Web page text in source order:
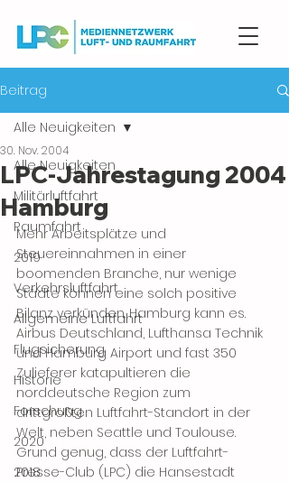
Beitrag
Alle Neuigkeiten
Militärluftfahrt
Raumfahrt
2019
Verkehrsluftfahrt
Allgemeine Luftfahrt
Flugsicherung
Historie
Forschung
2020
2018
Alle Neuigkeiten
LPC-Jahrestagung 2004
Hamburg
30. Nov. 2004
Mehr Arbeitsplätze und
Steuereinnahmen in einer
boomenden Branche, nur wenige
Städte können eine solch positive
Bilanz verkünden. Hamburg kann es.
Airbus Deutschland, Lufthansa Technik
und Hamburg Airport und fast 350
Zulieferer katapultieren die
norddeutsche Region zum
drittgrößten Luftfahrt-Standort in der
Welt, neben Seattle und Toulouse.
Grund genug, dass der Luftfahrt-
Presse-Club (LPC) die Hansestadt